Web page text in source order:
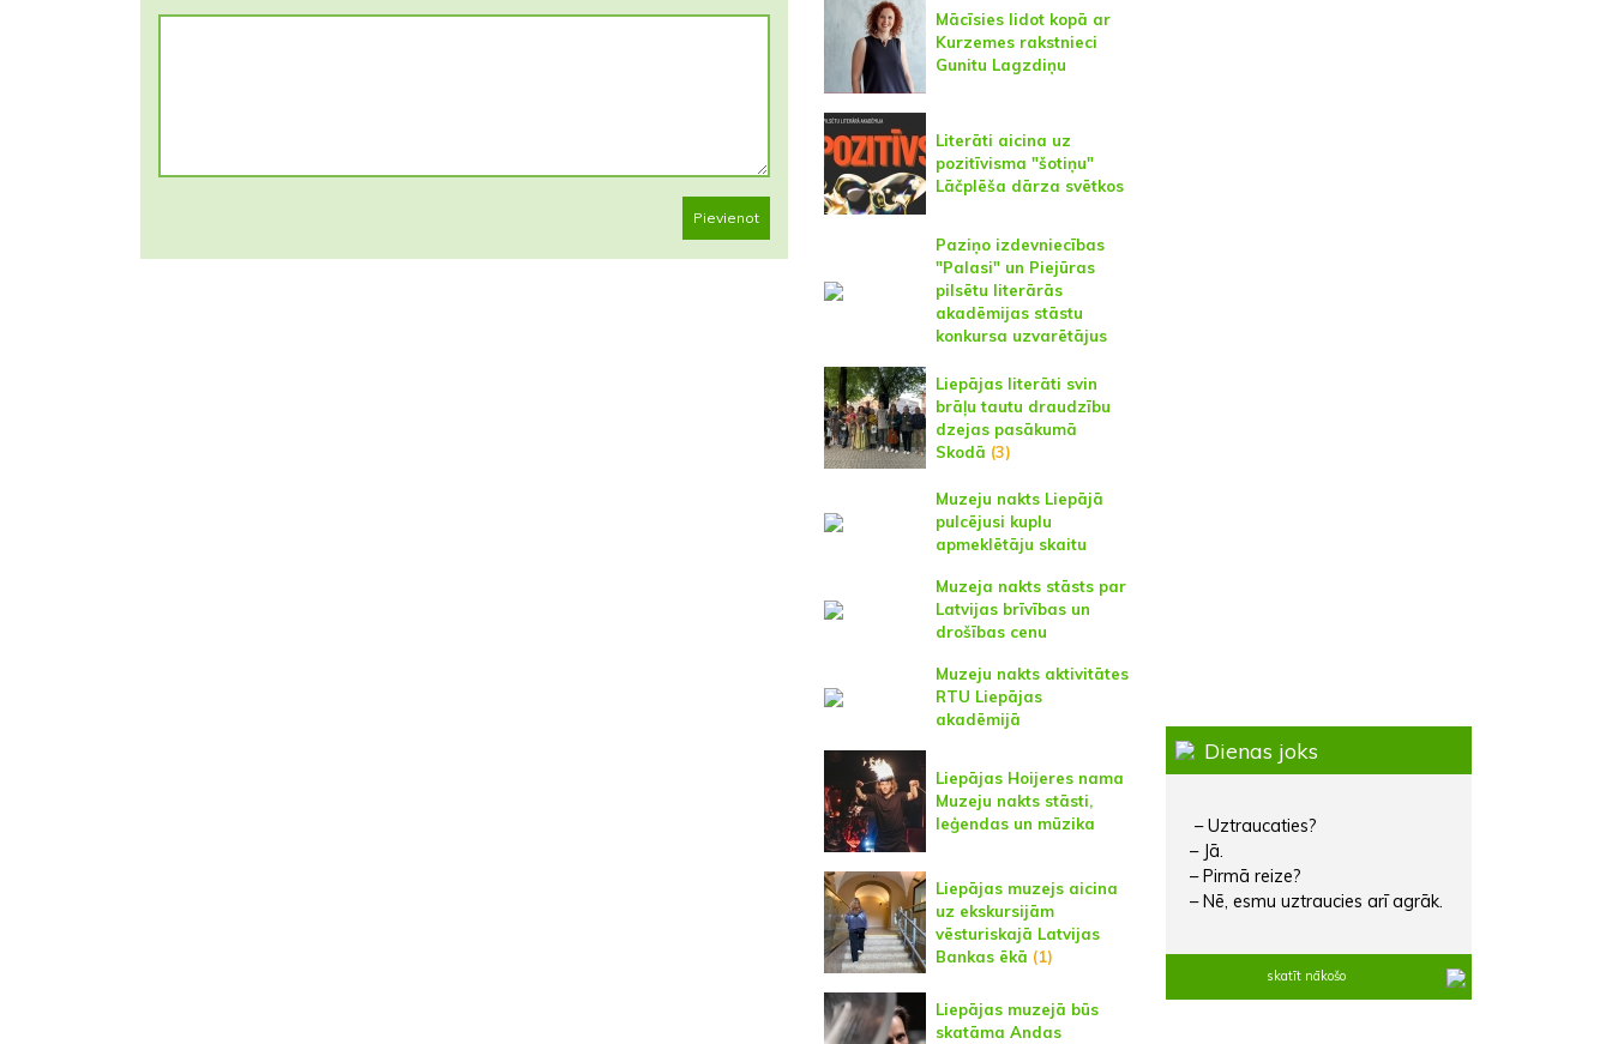
Pievienot
Mācīsies lidot kopā ar
Kurzemes rakstnieci
Gunitu Lagzdiņu
Literāti aicina uz
pozitīvisma "šotiņu"
Lāčplēša dārza svētkos
Paziņo izdevniecības
"Palasi" un Piejūras
pilsētu literārās
akadēmijas stāstu
konkursa uzvarētājus
Liepājas literāti svin
brāļu tautu draudzību
dzejas pasākumā
Skodā (3)
Muzeju nakts Liepājā
pulcējusi kuplu
apmeklētāju skaitu
Muzeja nakts stāsts par
Latvijas brīvības un
drošības cenu
Muzeju nakts aktivitātes
RTU Liepājas
akadēmijā
Liepājas Hoijeres nama
Muzeju nakts stāsti,
leģendas un mūzika
Liepājas muzejs aicina
uz ekskursijām
vēsturiskajā Latvijas
Bankas ēkā (1)
Liepājas muzejā būs
skatāma Andas
Dienas joks
– Uztraucaties?
– Jā.
– Pirmā reize?
– Nē, esmu uztraucies arī agrāk.
skatīt nākošo